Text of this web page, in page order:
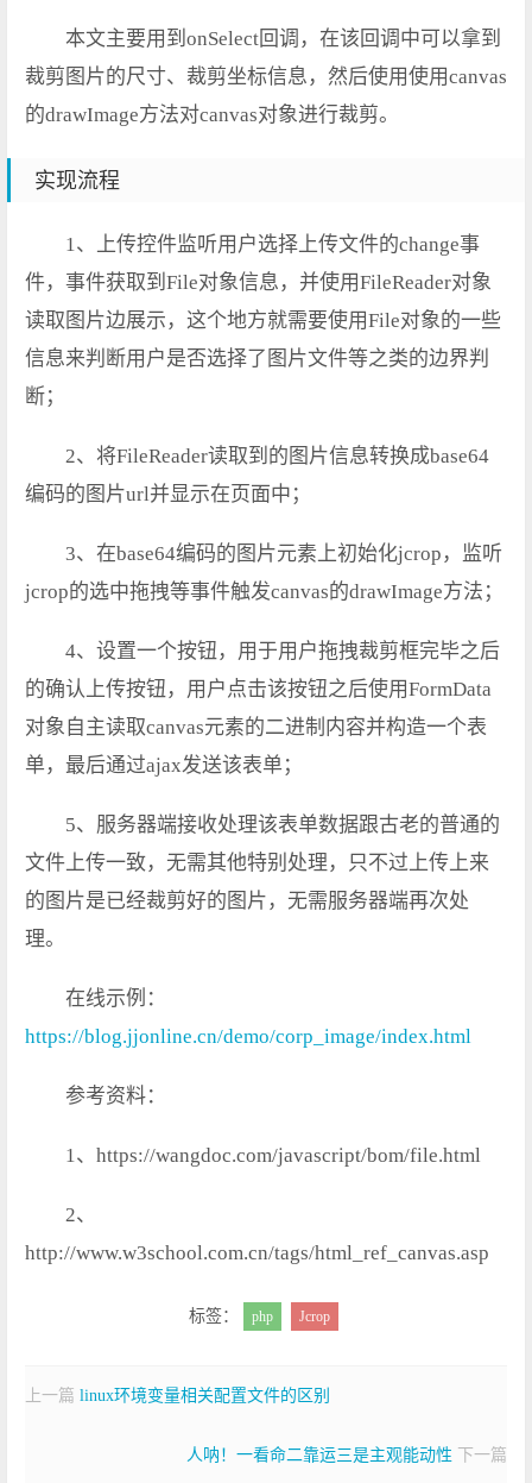
本文主要用到onSelect回调，在该回调中可以拿到
裁剪图片的尺寸、裁剪坐标信息，然后使用使用canvas
的drawImage方法对canvas对象进行裁剪。
实现流程
1、上传控件监听用户选择上传文件的change事
件，事件获取到File对象信息，并使用FileReader对象
读取图片边展示，这个地方就需要使用File对象的一些
信息来判断用户是否选择了图片文件等之类的边界判
断；
2、将FileReader读取到的图片信息转换成base64
编码的图片url并显示在页面中；
3、在base64编码的图片元素上初始化jcrop，监听
jcrop的选中拖拽等事件触发canvas的drawImage方法；
4、设置一个按钮，用于用户拖拽裁剪框完毕之后
的确认上传按钮，用户点击该按钮之后使用FormData
对象自主读取canvas元素的二进制内容并构造一个表
单，最后通过ajax发送该表单；
5、服务器端接收处理该表单数据跟古老的普通的
文件上传一致，无需其他特别处理，只不过上传上来
的图片是已经裁剪好的图片，无需服务器端再次处
理。
在线示例：
https://blog.jjonline.cn/demo/corp_image/index.html
参考资料：
1、https://wangdoc.com/javascript/bom/file.html
2、
http://www.w3school.com.cn/tags/html_ref_canvas.asp
标签： php Jcrop
上一篇 linux环境变量相关配置文件的区别
人呐！一看命二靠运三是主观能动性 下一篇